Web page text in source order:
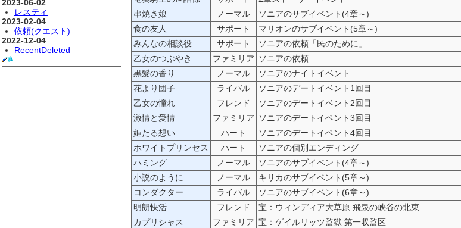
串焼き娘
ノーマル
ソニアのサブイベント(4章～)
食の友人
サポート
マリオンのサブイベント(5章～)
みんなの相談役
サポート
ソニアの依頼「民のために」
乙女のつぶやき
ファミリア
ソニアの依頼
黒髪の香り
ノーマル
ソニアのナイトイベント
花より団子
ライバル
ソニアのデートイベント1回目
乙女の憧れ
フレンド
ソニアのデートイベント2回目
激情と愛情
ファミリア
ソニアのデートイベント3回目
姫たる想い
ハート
ソニアのデートイベント4回目
ホワイトプリンセス
ハート
ソニアの個別エンディング
ハミング
ノーマル
ソニアのサブイベント(4章～)
小説のように
ノーマル
キリカのサブイベント(5章～)
コンダクター
ライバル
ソニアのサブイベント(6章～)
明朗快活
フレンド
宝：ウィンディア大草原 飛泉の峡谷の北東
カプリシャス
ファミリア 宝：ゲイルリッツ監獄 第一収監区
2023-06-02
レスティ
2023-02-04
依頼(クエスト)
2022-12-04
RecentDeleted